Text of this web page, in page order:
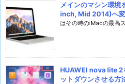
メインのマシン環
inch, Mid 2014)へ
はその時のiMacの最高
HUAWEI nova lite 2
ットダウンさせる方